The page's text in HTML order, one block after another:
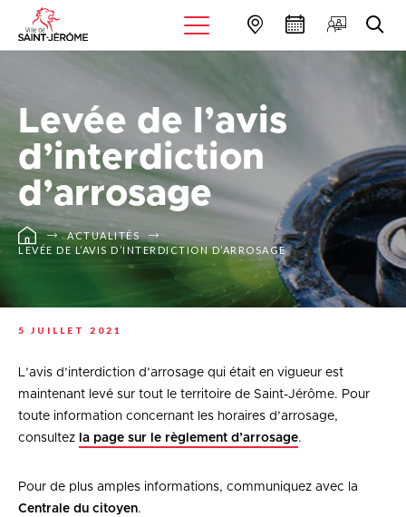
Levée de l’avis
d’interdiction
d’arrosage
ACTUALITÉS
LEVÉE DE L’AVIS D’INTERDICTION D’ARROSAGE
5 JUILLET 2021
L’avis d’interdiction d’arrosage qui était en vigueur est
maintenant levé sur tout le territoire de Saint-Jérôme. Pour
toute information concernant les horaires d’arrosage,
consultez la page sur le règlement d’arrosage.
Pour de plus amples informations, communiquez avec la
Centrale du citoyen.